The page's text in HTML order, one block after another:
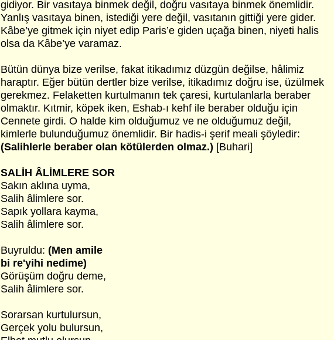
gidiyor. Bir vasıtaya binmek değil, doğru vasıtaya binmek önemlidir.
Yanlış vasıtaya binen, istediği yere değil, vasıtanın gittiği yere gider.
Kâbe’ye gitmek için niyet edip Paris’e giden uçağa binen, niyeti halis
olsa da Kâbe’ye varamaz.
Bütün dünya bize verilse, fakat itikadımız düzgün değilse, hâlimiz
haraptır. Eğer bütün dertler bize verilse, itikadımız doğru ise, üzülmek
gerekmez. Felaketten kurtulmanın tek çaresi, kurtulanlarla beraber
olmaktır. Kıtmir, köpek iken, Eshab-ı kehf ile beraber olduğu için
Cennete girdi. O halde kim olduğumuz ve ne olduğumuz değil,
kimlerle bulunduğumuz önemlidir. Bir hadis-i şerif meali şöyledir:
(Salihlerle beraber olan kötülerden olmaz.) [Buhari]
SALİH ÂLİMLERE SOR
Sakın aklına uyma,
Salih âlimlere sor.
Sapık yollara kayma,
Salih âlimlere sor.
Buyruldu: (Men amile
bi re'yihi nedime)
Görüşüm doğru deme,
Salih âlimlere sor.
Sorarsan kurtulursun,
Gerçek yolu bulursun,